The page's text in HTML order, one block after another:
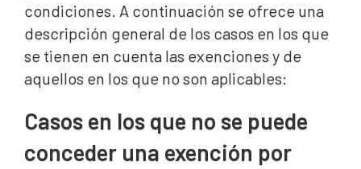
condiciones. A continuación se ofrece una
descripción general de los casos en los que
se tienen en cuenta las exenciones y de
aquellos en los que no son aplicables:
Casos en los que no se puede
conceder una exención por